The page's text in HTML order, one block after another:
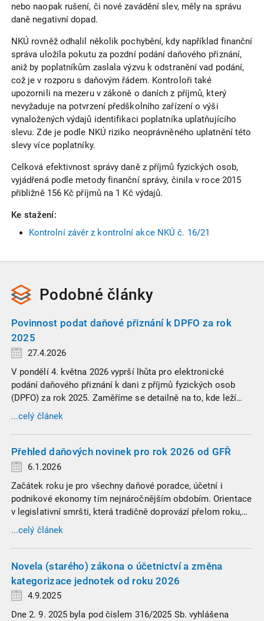
nebo naopak rušení, či nové zavádění slev, měly na správu
daně negativní dopad.
NKÚ rovněž odhalil několik pochybění, kdy například finanční
správa uložila pokutu za pozdní podání daňového přiznání,
aniž by poplatníkům zaslala výzvu k odstranění vad podání,
což je v rozporu s daňovým řádem. Kontroloři také
upozornili na mezeru v zákoně o daních z příjmů, který
nevyžaduje na potvrzení předškolního zařízení o výši
vynaložených výdajů identifikaci poplatníka uplatňujícího
slevu. Zde je podle NKÚ riziko neoprávněného uplatnění této
slevy více poplatníky.
Celková efektivnost správy daně z příjmů fyzických osob,
vyjádřená podle metody finanční správy, činila v roce 2015
přibližně 156 Kč příjmů na 1 Kč výdajů.
Ke stažení:
Kontrolní závěr z kontrolní akce NKÚ č. 16/21
Podobné články
Povinnost podat daňové přiznání k DPFO za rok
2025
27.4.2026
V pondělí 4. května 2026 vyprší lhůta pro elektronické
podání daňového přiznání k dani z příjmů fyzických osob
(DPFO) za rok 2025. Zaměříme se detailně na to, kde leží
hranice povinnosti přiznání podat, jaké jsou nejčastější
chytáky v soubězích příjmů a na co si dát v roce 2026
...celý článek
Přehled daňových novinek pro rok 2026 od GFŘ
6.1.2026
Začátek roku je pro všechny daňové poradce, účetní i
podnikové ekonomy tím nejnáročnějším obdobím. Orientace
v legislativní smršti, která tradičně doprovází přelom roku,
vyžaduje nastudovat všechny novely a doprovodné
informace. Generální finanční ředitelství (GFŘ) zveřejnilo
žádného daňového profesionála.
...celý článek
Novela (starého) zákona o účetnictví a změna
kategorizace jednotek od roku 2026
4.9.2025
Dne 2. 9. 2025 byla pod číslem 316/2025 Sb. vyhlášena